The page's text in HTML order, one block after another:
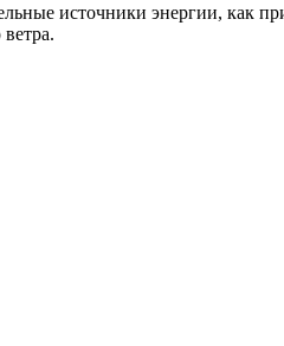
источники энергии, как